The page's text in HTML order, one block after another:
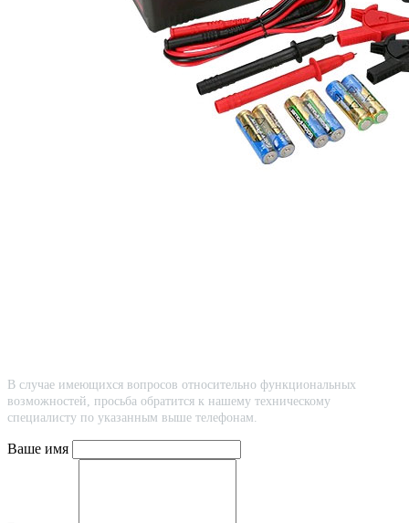
В случае имеющихся вопросов относительно функциональных
возможностей, просьба обратится к нашему техническому
специалисту по указанным выше телефонам.
Ваше имя